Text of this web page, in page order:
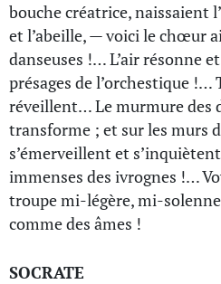
bouche créatrice, naissaient
et l’abeille, — voici le chœur
danseuses !… L’air résonne
présages de l’orchestique !…
réveillent… Le murmure des
transforme ; et sur les murs
s’émerveillent et
immenses des ivrognes !…
troupe mi-légère, mi-
comme des âmes !
SOCRATE